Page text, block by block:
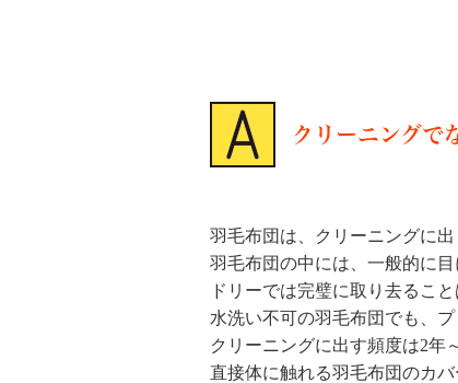
クリーニングで
羽毛布団は、クリーニングに
羽毛布団の中には、一般的に
ドリーでは完璧に取り去るこ
水洗い不可の羽毛布団でも、
クリーニングに出す頻度は2年
直接体に触れる羽毛布団のカ